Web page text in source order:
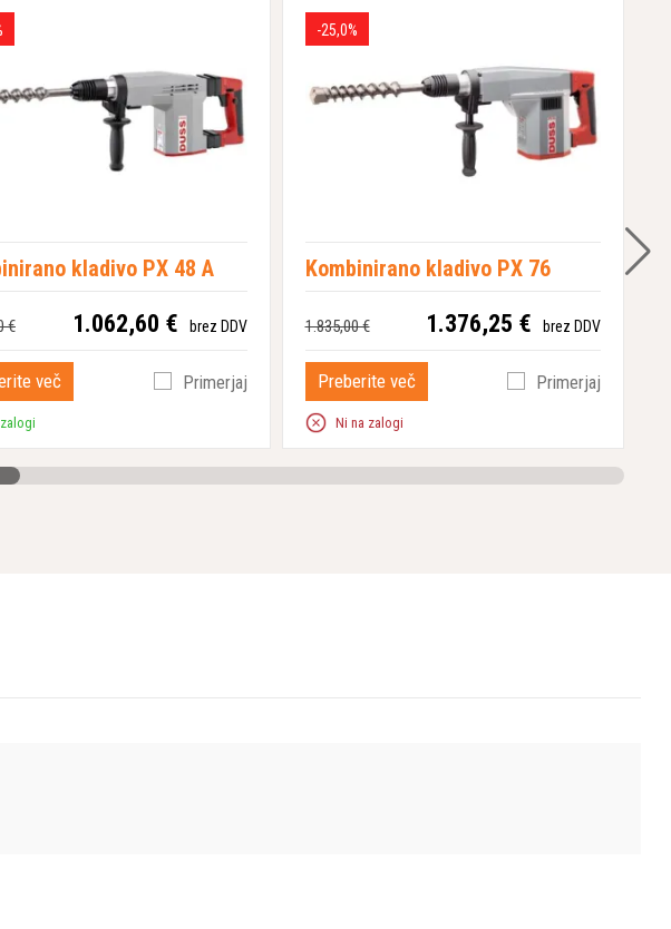
kladivo PX 48 A
€ 1.062,60 € brez DDV
več Primerjaj
-25,0%
Kombinirano kladivo PX 76
1.835,00 € 1.376,25 € brez DDV
Preberite več Primerjaj
Ni na zalogi